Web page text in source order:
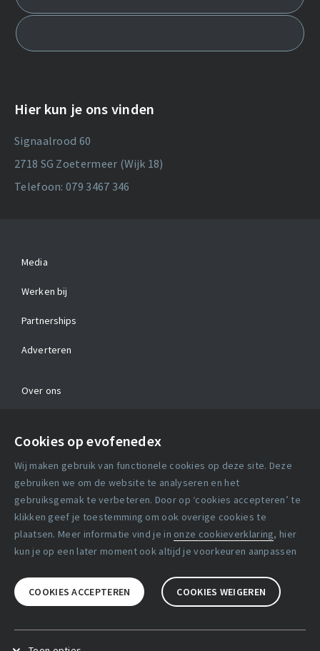
Cookies op evofenedex
Wij maken gebruik van functionele cookies op deze site. Deze
gebruiken we om de website te analyseren en het
gebruiksgemak te verbeteren. Door op ‘cookies accepteren’ te
klikken geef je toestemming om ook overige cookies te
plaatsen. Meer informatie vind je in onze cookieverklaring, hier
kun je op een later moment ook altijd je voorkeuren aanpassen
COOKIES ACCEPTEREN COOKIES WEIGEREN
Hier kun je ons vinden
Signaalrood 60
2718 SG Zoetermeer (Wijk 18)
Telefoon: 079 3467 346
Media
Werken bij
Partnerships
Adverteren
Over ons
Algemene voorwaarden
Cookie verklaring
Copyright statement
Lidmaatschapsvoorwaarden
Disclaimer
Privacy verklaring